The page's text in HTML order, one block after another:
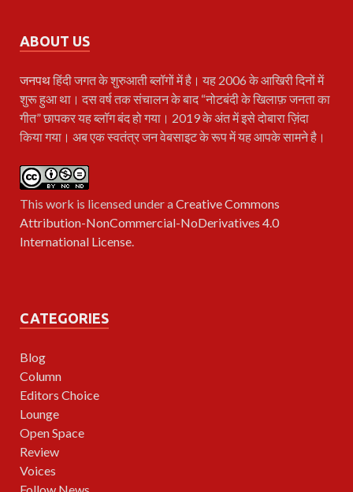
ABOUT US
जनपथहिंदी जगत के शुरुआती ब्लॉगों में है। यह 2006 के आखिरी दिनों में
शुरू हुआ था। दस वर्ष तक संचालन के बाद “नोटबंदी के खिलाफ़ जनता का
गीत” छापकर यह ब्लॉग बंद हो गया। 2019 के अंत में इसे दोबारा ज़िंदा
किया गया। अब एक स्वतंत्र जन वेबसाइट के रूप में यह आपके सामने है।
This work is licensed under aCreative Commons
Attribution-NonCommercial-NoDerivatives 4.0
International License
CATEGORIES
Blog
Column
Editors Choice
Lounge
Open Space
Review
Voices
Follow News